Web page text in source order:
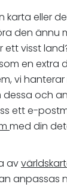
karta eller
den ännu
ett visst
en extra
vi
och
ett e-
med din
av
anpassas